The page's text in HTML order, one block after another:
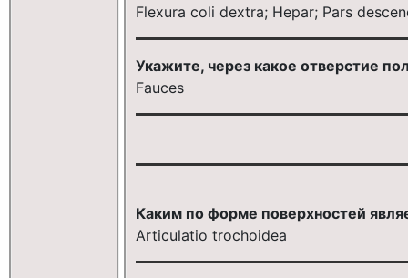
Flexura coli dextra; Hepar; Pars
Укажите, через какое отверстие
Fauces
Каким по форме поверхностей
Articulatio trochoidea